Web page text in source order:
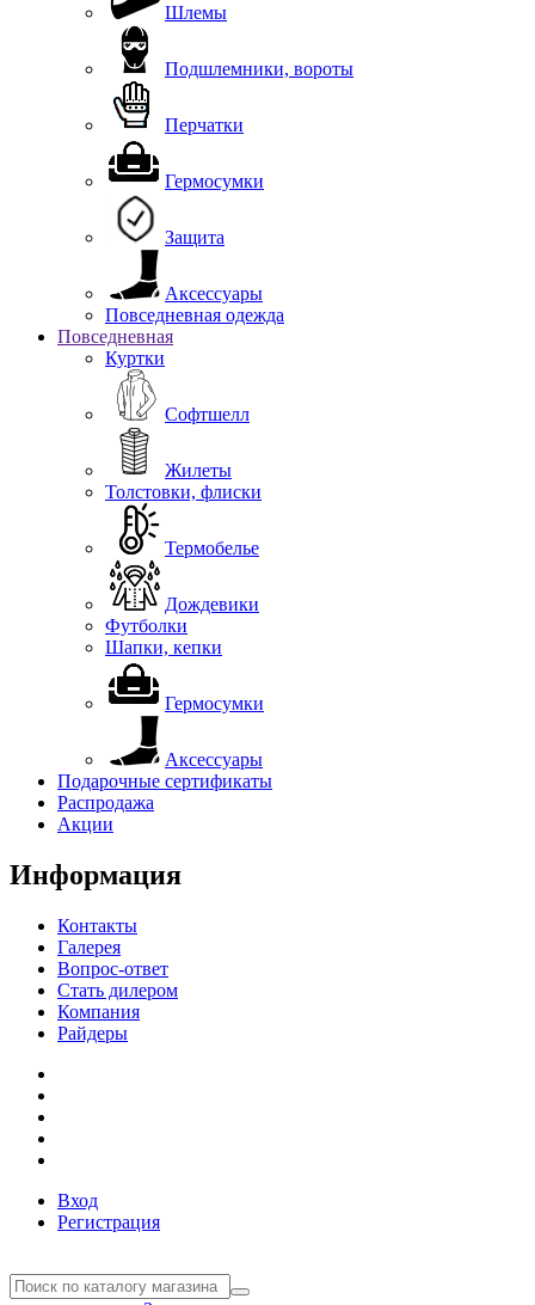
Шлемы
Подшлемники, вороты
Перчатки
Гермосумки
Защита
Аксессуары
Повседневная одежда
Повседневная
Куртки
Софтшелл
Жилеты
Толстовки, флиски
Термобелье
Дождевики
Футболки
Шапки, кепки
Гермосумки
Аксессуары
Подарочные сертификаты
Распродажа
Акции
Информация
Контакты
Галерея
Вопрос-ответ
Стать дилером
Компания
Райдеры
Вход
Регистрация